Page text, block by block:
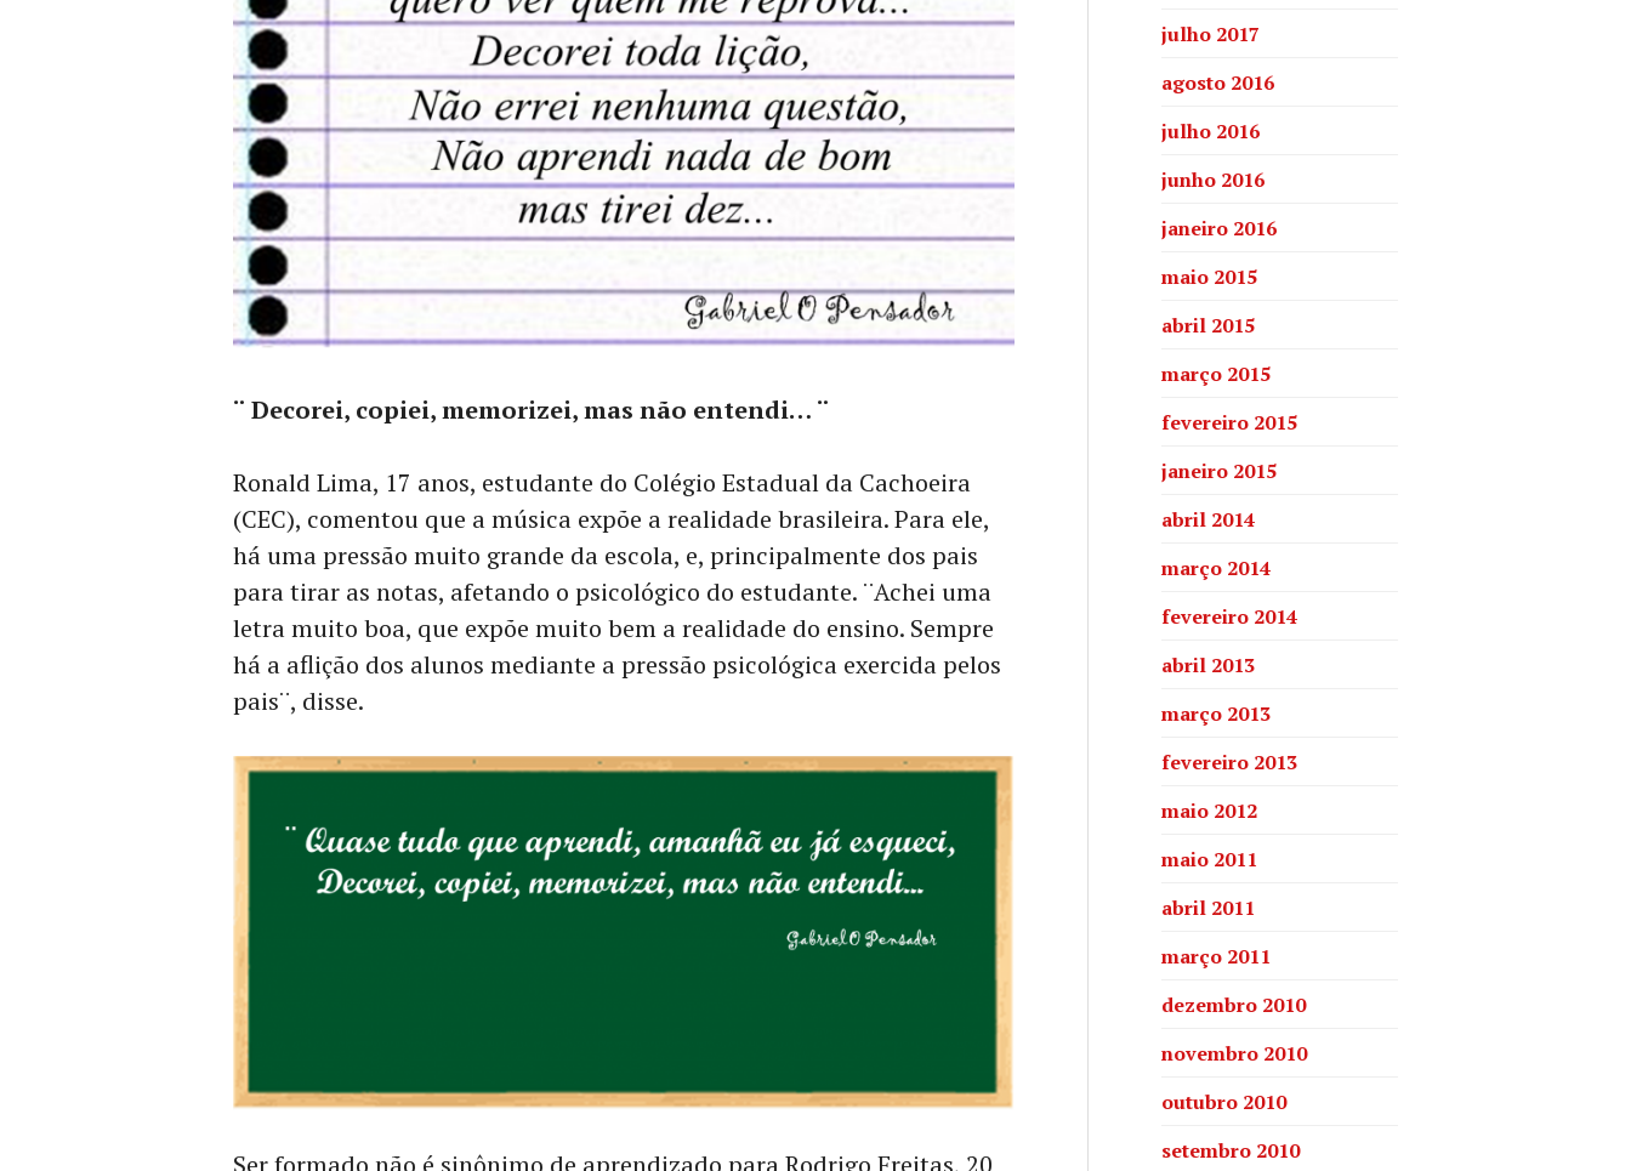
¨ Decorei, copiei, memorizei, mas não entendi… ¨
Ronald Lima, 17 anos, estudante do Colégio Estadual da Cachoeira
(CEC), comentou que a música expõe a realidade brasileira. Para ele,
há uma pressão muito grande da escola, e, principalmente dos pais
para tirar as notas, afetando o psicológico do estudante. ¨Achei uma
letra muito boa, que expõe muito bem a realidade do ensino. Sempre
há a aflição dos alunos mediante a pressão psicológica exercida pelos
pais¨, disse.
Ser formado não é sinônimo de aprendizado para Rodrigo Freitas, 20
julho 2017
agosto 2016
julho 2016
junho 2016
janeiro 2016
maio 2015
abril 2015
março 2015
fevereiro 2015
janeiro 2015
abril 2014
março 2014
fevereiro 2014
abril 2013
março 2013
fevereiro 2013
maio 2012
maio 2011
abril 2011
março 2011
dezembro 2010
novembro 2010
outubro 2010
setembro 2010